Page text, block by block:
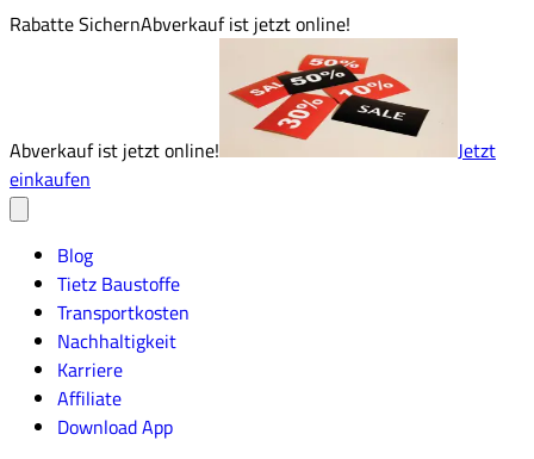
Rabatte SichernAbverkauf ist jetzt online!
Abverkauf ist jetzt online!
Jetzt
einkaufen
Blog
Tietz Baustoffe
Transportkosten
Nachhaltigkeit
Karriere
Affiliate
Download App